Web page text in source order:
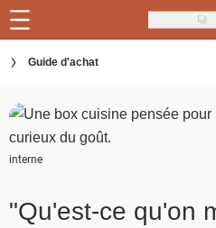
Skip
to
main
Recettes
Inspirations
Conseils
Actus
Guide d'achat
interne
"Qu'est-ce qu'on